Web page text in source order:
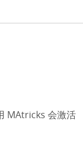
MAtricks 会激活